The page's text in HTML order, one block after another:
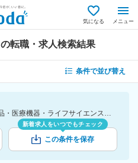
気になる メニュー
の転職・求人検索結果
条件で並び替え
[勤務地]岐阜県 [業種]CMO-医薬品・医療機器・ライフサイエンス・医療系サービス [詳細条件](休日・働き方)土日祝休み
新着求人をいつでもチェック
この条件を保存